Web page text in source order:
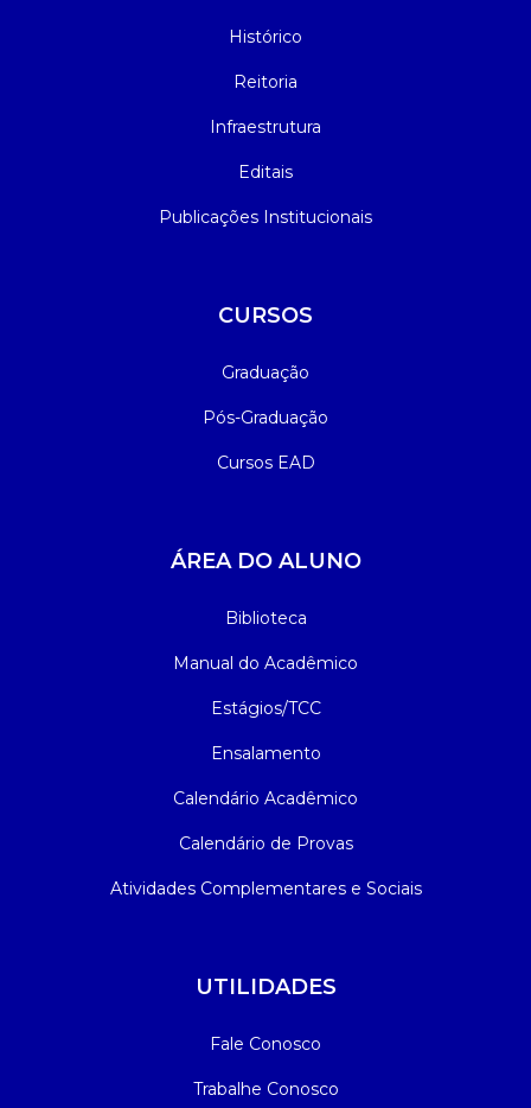
Histórico
Reitoria
Infraestrutura
Editais
Publicações Institucionais
CURSOS
Graduação
Pós-Graduação
Cursos EAD
ÁREA DO ALUNO
Biblioteca
Manual do Acadêmico
Estágios/TCC
Ensalamento
Calendário Acadêmico
Calendário de Provas
Atividades Complementares e Sociais
UTILIDADES
Fale Conosco
Trabalhe Conosco